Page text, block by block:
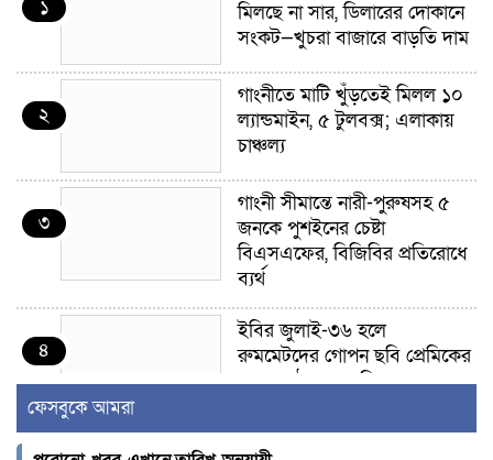
১
মিলছে না সার, ডিলারের দোকানে
সংকট—খুচরা বাজারে বাড়তি দাম
২
গাংনীতে মাটি খুঁড়তেই মিলল ১০
ল্যান্ডমাইন, ৫ টুলবক্স; এলাকায়
চাঞ্চল্য
৩
গাংনী সীমান্তে নারী-পুরুষসহ ৫
জনকে পুশইনের চেষ্টা
বিএসএফের, বিজিবির প্রতিরোধে
ব্যর্থ
৪
ইবির জুলাই-৩৬ হলে
রুমমেটদের গোপন ছবি প্রেমিকের
কাছে পাঠানোর অভিযোগ, ক্ষোভ
ফেসবুকে আমরা